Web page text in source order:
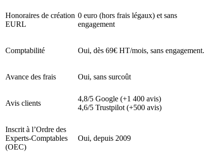
Honoraires de création
EURL
0 euro (hors frais légaux) et sans
engagement
Comptabilité Oui, dès 69€ HT/mois, sans engagement.
Avance des frais Oui, sans surcoût
Avis clients
4,8/5 Google (+1 400 avis)
4,6/5 Trustpilot (+500 avis)
Inscrit à l’Ordre des
Experts-Comptables
(OEC)
Oui, depuis 2009